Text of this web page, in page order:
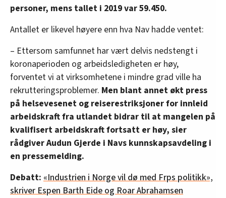
personer, mens tallet i 2019 var 59.450.
Antallet er likevel høyere enn hva Nav hadde ventet:
– Ettersom samfunnet har vært delvis nedstengt i
koronaperioden og arbeidsledigheten er høy,
forventet vi at virksomhetene i mindre grad ville ha
rekrutteringsproblemer. Men blant annet økt press
på helsevesenet og reiserestriksjoner for innleid
arbeidskraft fra utlandet bidrar til at mangelen på
kvalifisert arbeidskraft fortsatt er høy, sier
rådgiver Audun Gjerde i Navs kunnskapsavdeling i
en pressemelding.
Debatt: «Industrien i Norge vil dø med Frps politikk»,
skriver Espen Barth Eide og Roar Abrahamsen